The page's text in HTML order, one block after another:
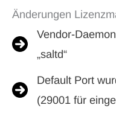
Änderungen
Vendor-
„saltd“
Default Port
(29001 für